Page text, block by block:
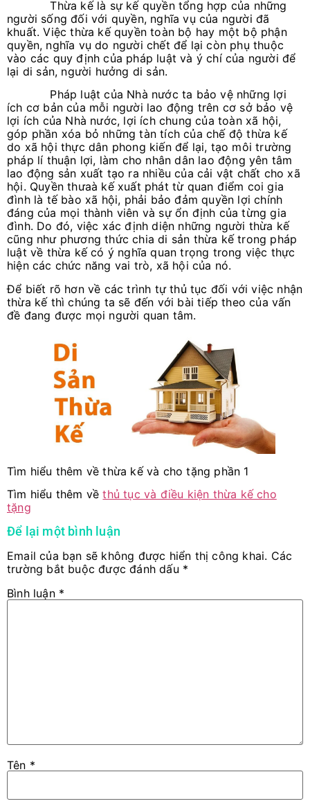
Thừa kế là sự kế quyền tổng hợp của những
người sống đối với quyền, nghĩa vụ của người đã
khuất. Việc thừa kế quyền toàn bộ hay một bộ phận
quyền, nghĩa vụ do người chết để lại còn phụ thuộc
vào các quy định của pháp luật và ý chí của người để
lại di sản, người hưởng di sản.
Pháp luật của Nhà nước ta bảo vệ những lợi
ích cơ bản của mỗi người lao động trên cơ sở bảo vệ
lợi ích của Nhà nước, lợi ích chung của toàn xã hội,
góp phần xóa bỏ những tàn tích của chế độ thừa kế
do xã hội thực dân phong kiến để lại, tạo môi trường
pháp lí thuận lợi, làm cho nhân dân lao động yên tâm
lao động sản xuất tạo ra nhiều của cải vật chất cho xã
hội. Quyền thưaà kế xuất phát từ quan điểm coi gia
đình là tế bào xã hội, phải bảo đảm quyền lợi chính
đáng của mọi thành viên và sự ổn định của từng gia
đình. Do đó, việc xác định diện những người thừa kế
cũng như phương thức chia di sản thừa kế trong pháp
luật về thừa kế có ý nghĩa quan trọng trong việc thực
hiện các chức năng vai trò, xã hội của nó.
Để biết rõ hơn về các trình tự thủ tục đối với việc nhận
thừa kế thì chúng ta sẽ đến với bài tiếp theo của vấn
đề đang được mọi người quan tâm.
Tìm hiểu thêm về thừa kế và cho tặng phần 1
Tìm hiểu thêm vềthủ tục và điều kiện thừa kế cho
tặng
Để lại một bình luận
Email của bạn sẽ không được hiển thị công khai. Các
trường bắt buộc được đánh dấu *
Bình luận *
Tên *